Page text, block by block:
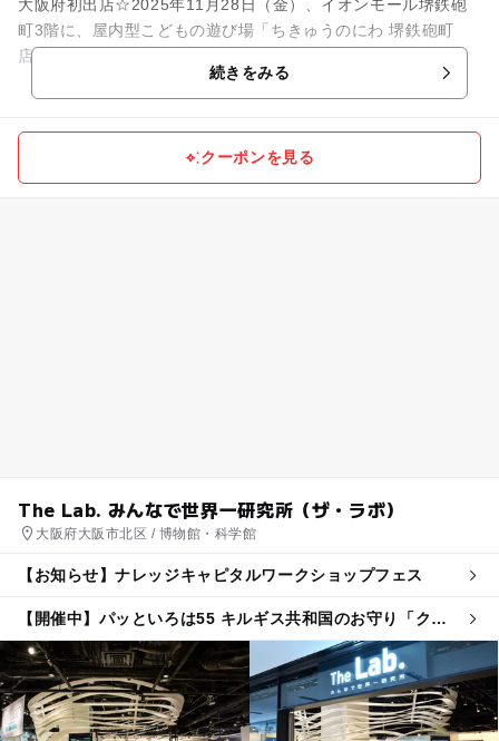
大阪府初出店☆2025年11月28日（金）、イオンモール堺鉄砲
町3階に、屋内型こどもの遊び場「ちきゅうのにわ 堺鉄砲町
店」がグランドオープン☆「ちきゅうのにわ」は0歳から12歳
続きをみる
クーポンを見る
The Lab. みんなで世界一研究所（ザ・ラボ）
大阪府大阪市北区 / 博物館・科学館
【お知らせ】ナレッジキャピタルワークショップフェス
【開催中】パッといろは55 キルギス共和国のお守り「クッ